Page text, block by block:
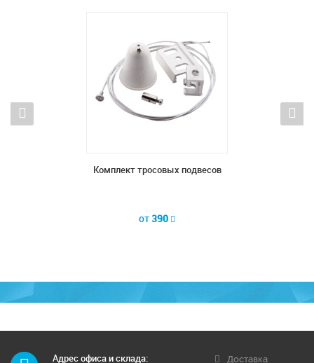
Комплект тросовых подвесов
от390
Адрес офиса и склада:
Доставка